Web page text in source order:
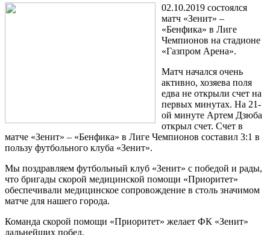
02.10.2019 состоялся
матч «Зенит» –
«Бенфика» в Лиге
Чемпионов на стадионе
«Газпром Арена».
Матч начался очень
активно, хозяева поля
едва не открыли счет на
первых минутах. На 21-
ой минуте Артем Дзюба
открыл счет. Счет в
матче «Зенит» – «Бенфика» в Лиге Чемпионов составил 3:1 в
пользу футбольного клуба «Зенит».
Мы поздравляем футбольный клуб «Зенит» с победой и рады,
что бригады скорой медицинской помощи «Приоритет»
обеспечивали медицинское сопровождение в столь значимом
матче для нашего города.
Команда скорой помощи «Приоритет» желает ФК «Зенит»
дальнейших побед.